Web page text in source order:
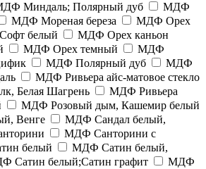
Миндаль; Полярный дуб
МДФ
МДФ Мореная береза
МДФ Орех
белый
МДФ Орех каньон
МДФ Орех темный
МДФ
МДФ Полярный дуб
МДФ
МДФ Ривьера айс-матовое стекло
Белая Шагрень
МДФ Ривьера
МДФ Розовый дым, Кашемир белый
Венге
МДФ Сандал белый,
МДФ Санторини с
белый
МДФ Сатин белый,
Сатин белый;Сатин графит
МДФ